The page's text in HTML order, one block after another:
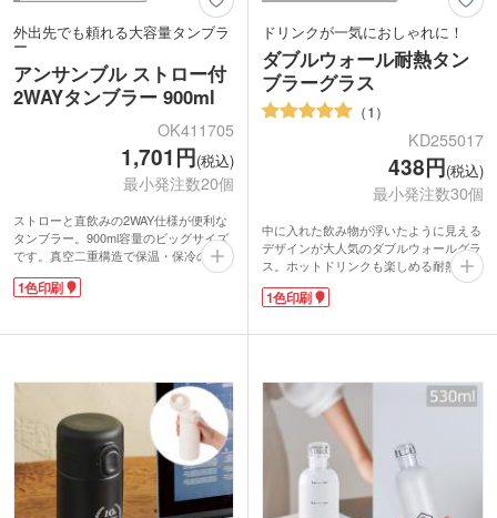
外出先でも頼れる大容量タンブラ
ー
アンサンブル ストロー付
2WAYタンブラー 900ml
OK411705
1,701円(税込)
最小発注数20個
ストローと直飲みの2WAY仕様が便利な
タンブラー。900ml容量のビッグサイズ
です。真空二重構造で保温・保冷の両方
に対応し、アイスドリンクには専用スト
ローが活躍。ハンドル付きで持ち運びや
ホルダーに対応。運転中の水分補給にも
表面にはオリジナル印刷ができ、周年記
念品としても選びやすい一品です。
1色印刷
ドリンクが一気におしゃれに！
ダブルウォール耐熱タン
ブラーグラス
1
KD255017
438円(税込)
最小発注数30個
中に入れた飲み物が浮いたように見える
デザインが大人気のダブルウォールグラ
ス。ホットドリンクも楽しめる耐熱タイ
プです。容量は約240mlで、コーヒーや
紅茶を1杯楽しむのに丁度いいサイズ。
ットだとカップが熱くなりすぎず持ちや
す。
グラス側面にオリジナル印刷が可能。カ
フェやバーの開店・周年記念品にいかが
でしょうか。
1色印刷